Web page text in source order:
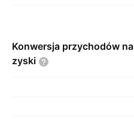
Konwersja przychodów na
zyski